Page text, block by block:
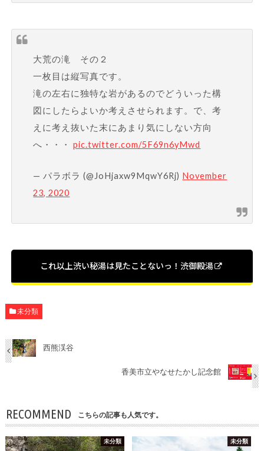
大荒の滝 その２
一枚目は縦写真です。
滝の左右に独特な岩があるのでどういった構
図にしたらよいか考えさせられます。で、考
えに考え抜いた末にあまり気にしない方向
へ・・・pic.twitter.com/5F69n6yMwd
— パラボラ (@JoHjaxw9MqwY6Rj) November
23, 2020
これ以上渋い秘湯は見たことないっ！渋御殿湯
未分類
西熊渓谷
香美市立やなせたかし記念館
RECOMMEND こちらの記事も人気です。
未分類 未分類